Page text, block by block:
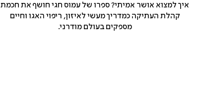
איך למצוא אושר אמיתי? ספרו של עמוס חגי חושף את חכמת
קהלת העתיקה כמדריך מעשי לאיזון, ריפוי האגו וחיים
מספקים בעולם מודרני.